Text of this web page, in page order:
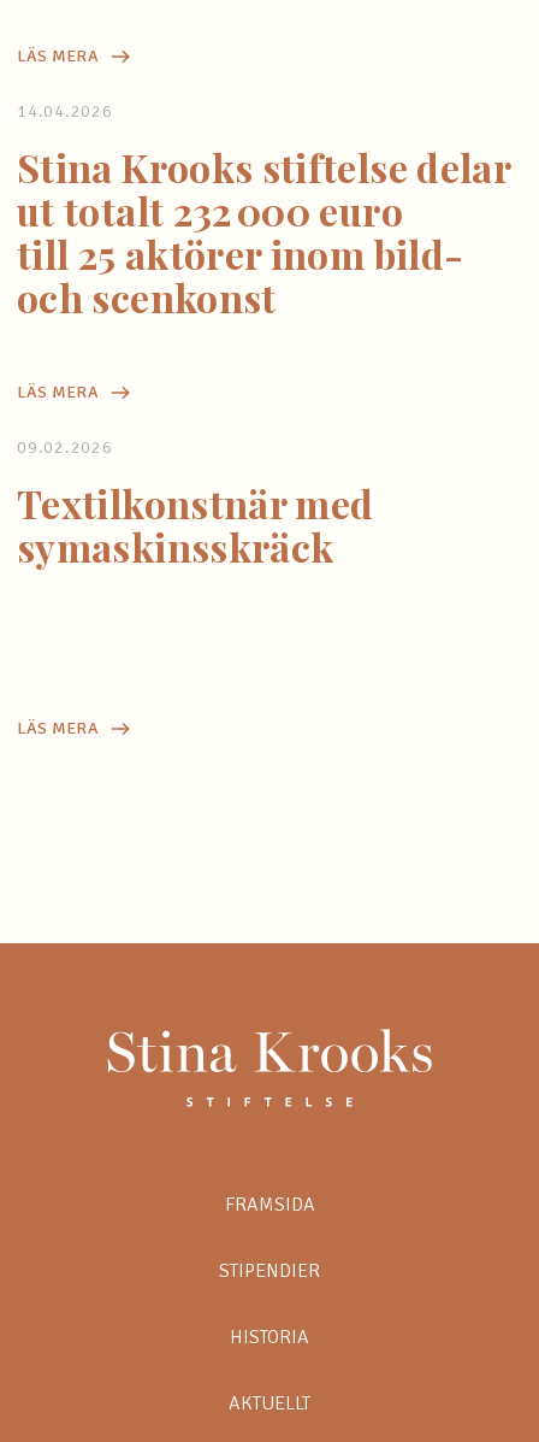
LÄS MERA
14.04.2026
Stina Krooks stiftelse delar
ut totalt 232 000 euro
till 25 aktörer inom bild-
och scenkonst
LÄS MERA
09.02.2026
Textilkonstnär med
symaskinsskräck
LÄS MERA
FRAMSIDA
STIPENDIER
HISTORIA
AKTUELLT